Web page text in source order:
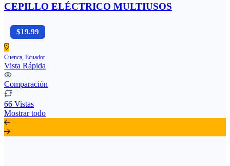
CEPILLO ELÉCTRICO MULTIUSOS
$19.99
Cuenca, Ecuador
Vista Rápida
Comparación
66 Vistas
Mostrar todo